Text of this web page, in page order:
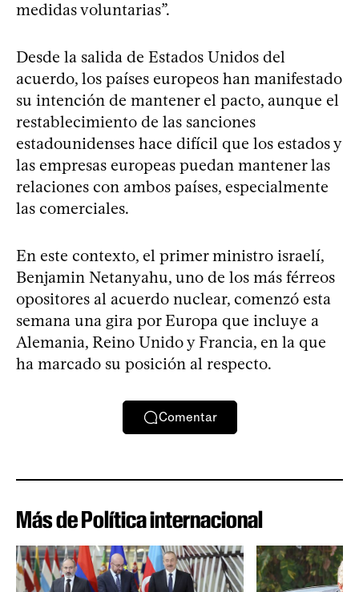
medidas voluntarias”.
Desde la salida de Estados Unidos del
acuerdo, los países europeos han manifestado
su intención de mantener el pacto, aunque el
restablecimiento de las sanciones
estadounidenses hace difícil que los estados y
las empresas europeas puedan mantener las
relaciones con ambos países, especialmente
las comerciales.
En este contexto, el primer ministro israelí,
Benjamin Netanyahu, uno de los más férreos
opositores al acuerdo nuclear, comenzó esta
semana una gira por Europa que incluye a
Alemania, Reino Unido y Francia, en la que
ha marcado su posición al respecto.
Comentar
Más de Política internacional